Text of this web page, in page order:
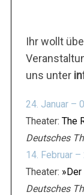
Ihr wollt
uns unter
24. Januar –
Theater: The
Deutsches
14. Februar
Theater:
Deutsches